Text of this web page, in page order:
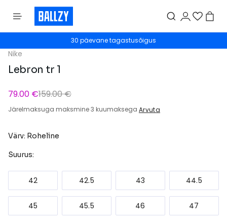
30 päevane tagastusõigus
Nike
Lebron tr 1
79.00 €159.00 €
Järelmaksuga maksmine 3 kuumaksega Arvuta
Värv: Roheline
Suurus:
42 42.5 43 44.5
45 45.5 46 47